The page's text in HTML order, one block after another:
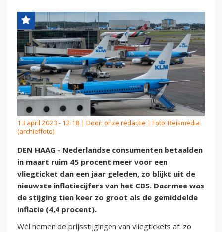
13 april 2023 - 12:18 | Door: onze redactie | Foto: Reismedia
(archieffoto)
DEN HAAG - Nederlandse consumenten betaalden
in maart ruim 45 procent meer voor een
vliegticket dan een jaar geleden, zo blijkt uit de
nieuwste inflatiecijfers van het CBS. Daarmee was
de stijging tien keer zo groot als de gemiddelde
inflatie (4,4 procent).
Wél nemen de prijsstijgingen van vliegtickets af: zo